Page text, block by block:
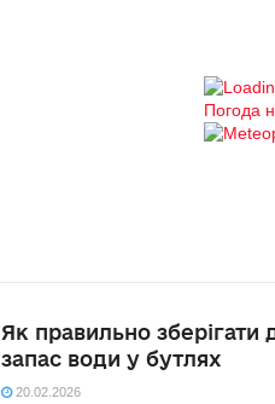
Погода
Як правильно зберігати
запас води у бутлях
20.02.2026